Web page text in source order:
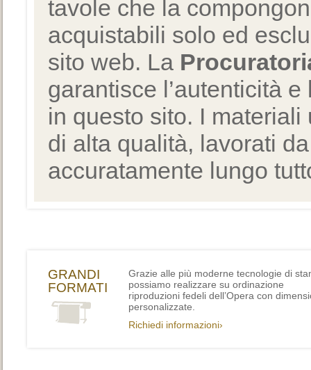
tavole che la
acquistabili solo ed
sito web. La
garantisce l’autenticità
in questo sito. I
di alta qualità, lavorati
accuratamente lungo
GRANDI
FORMATI
Grazie alle più moderne tecnologie di
possiamo realizzare su ordinazione
riproduzioni fedeli dell’Opera con
personalizzate.
Richiedi informazioni›